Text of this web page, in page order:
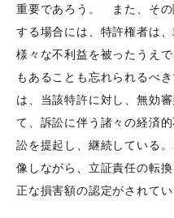
重要であろう。 また、その
する場合には、特許権者は
様々な不利益を被ったうえ
もあることも忘れられるべ
は、当該特許に対し、無効
て、訴訟に伴う諸々の経済
訟を提起し、継続している
像しながら、立証責任の転
正な損害額の認定がされてい